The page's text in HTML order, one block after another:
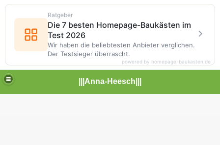
|||Anna-Heesch|||
Ratgeber
Die 7 besten Homepage-Baukästen im
Test 2026
Wir haben die beliebtesten Anbieter verglichen.
Der Testsieger überrascht.
powered by homepage-baukasten.de